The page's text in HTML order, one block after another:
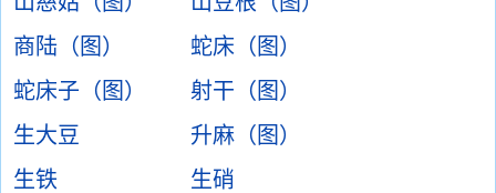
商陆（图）
蛇床（图）
蛇床子（图）
射干（图）
生大豆
升麻（图）
生铁
生硝